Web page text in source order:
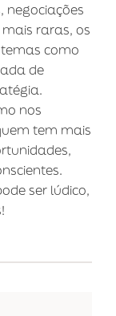
negociações
raras, os
como
de
nos
tem mais
ser lúdico,